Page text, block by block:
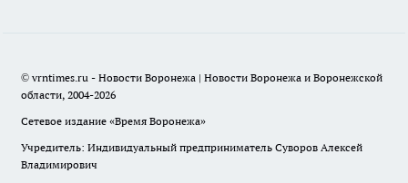
© vrntimes.ru - Новости Воронежа | Новости Воронежа и Воронежской
области, 2004-2026
Сетевое издание «Время Воронежа»
Учредитель: Индивидуальный предприниматель Суворов Алексей
Владимирович